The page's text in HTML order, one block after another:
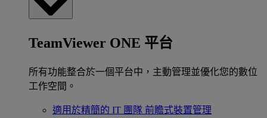
TeamViewer ONE 平台
所有功能整合於一個平台中，主動管理並優化您的數位
工作空間。
適用於精簡的 IT 團隊 前瞻式裝置管理